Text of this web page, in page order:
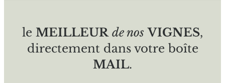
le MEILLEUR de nos VIGNES,
directement dans votre boîte
MAIL.